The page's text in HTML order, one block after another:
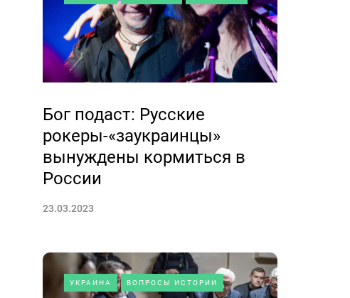
Бог подаст: Русские
рокеры-«заукраинцы»
вынуждены кормиться в
России
23.03.2023
УКРАИНА ВОПРОСЫ ИСТОРИИ